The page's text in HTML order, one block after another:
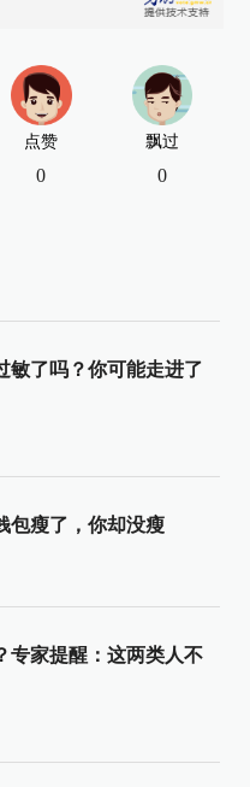
点赞
0
飘过
0
敏了吗？你可能走进了
包瘦了，你却没瘦
专家提醒：这两类人不